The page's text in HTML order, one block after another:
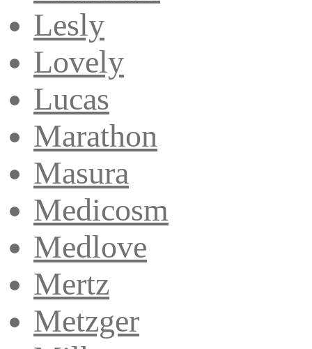
Lesly
Lovely
Lucas
Marathon
Masura
Medicosm
Medlove
Mertz
Metzger